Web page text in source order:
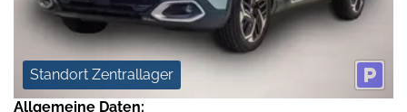
Standort Zentrallager
Allgemeine Daten: